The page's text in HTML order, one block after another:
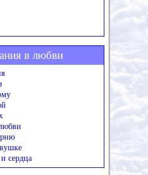
в любви
сердца